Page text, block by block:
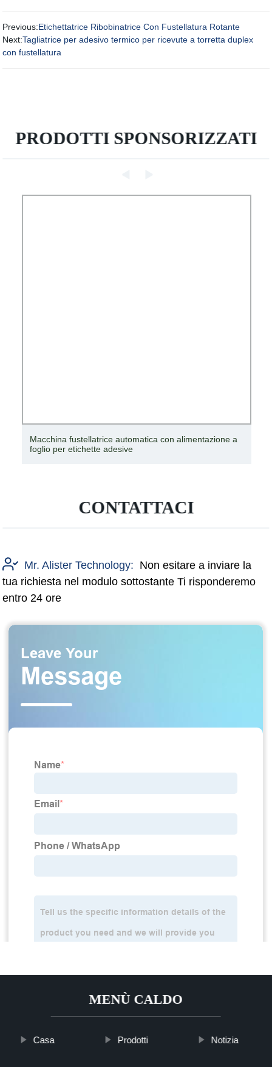
Previous:Etichettatrice Ribobinatrice Con Fustellatura Rotante
Next:Tagliatrice per adesivo termico per ricevute a torretta duplex
con fustellatura
PRODOTTI SPONSORIZZATI
Macchina fustellatrice automatica con alimentazione a
foglio per etichette adesive
CONTATTACI
Mr. Alister Technology: Non esitare a inviare la
tua richiesta nel modulo sottostante Ti risponderemo
entro 24 ore
MENÙ CALDO
Casa Prodotti Notizia